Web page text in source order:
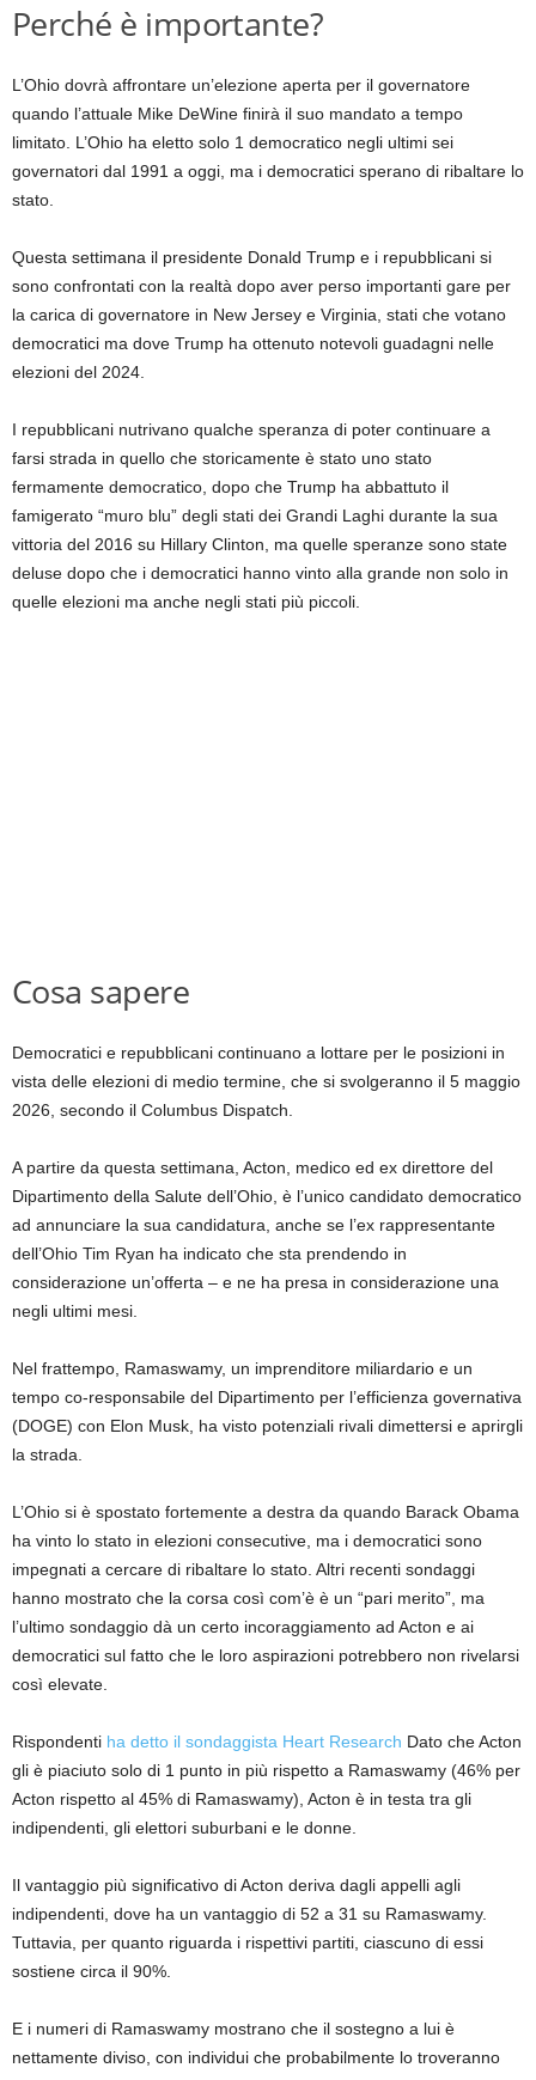
Perché è importante?
L’Ohio dovrà affrontare un’elezione aperta per il governatore
quando l’attuale Mike DeWine finirà il suo mandato a tempo
limitato. L’Ohio ha eletto solo 1 democratico negli ultimi sei
governatori dal 1991 a oggi, ma i democratici sperano di ribaltare lo
stato.
Questa settimana il presidente Donald Trump e i repubblicani si
sono confrontati con la realtà dopo aver perso importanti gare per
la carica di governatore in New Jersey e Virginia, stati che votano
democratici ma dove Trump ha ottenuto notevoli guadagni nelle
elezioni del 2024.
I repubblicani nutrivano qualche speranza di poter continuare a
farsi strada in quello che storicamente è stato uno stato
fermamente democratico, dopo che Trump ha abbattuto il
famigerato “muro blu” degli stati dei Grandi Laghi durante la sua
vittoria del 2016 su Hillary Clinton, ma quelle speranze sono state
deluse dopo che i democratici hanno vinto alla grande non solo in
quelle elezioni ma anche negli stati più piccoli.
Cosa sapere
Democratici e repubblicani continuano a lottare per le posizioni in
vista delle elezioni di medio termine, che si svolgeranno il 5 maggio
2026, secondo il Columbus Dispatch.
A partire da questa settimana, Acton, medico ed ex direttore del
Dipartimento della Salute dell’Ohio, è l’unico candidato democratico
ad annunciare la sua candidatura, anche se l’ex rappresentante
dell’Ohio Tim Ryan ha indicato che sta prendendo in
considerazione un’offerta – e ne ha presa in considerazione una
negli ultimi mesi.
Nel frattempo, Ramaswamy, un imprenditore miliardario e un
tempo co-responsabile del Dipartimento per l’efficienza governativa
(DOGE) con Elon Musk, ha visto potenziali rivali dimettersi e aprirgli
la strada.
L’Ohio si è spostato fortemente a destra da quando Barack Obama
ha vinto lo stato in elezioni consecutive, ma i democratici sono
impegnati a cercare di ribaltare lo stato. Altri recenti sondaggi
hanno mostrato che la corsa così com’è è un “pari merito”, ma
l’ultimo sondaggio dà un certo incoraggiamento ad Acton e ai
democratici sul fatto che le loro aspirazioni potrebbero non rivelarsi
così elevate.
Rispondenti ha detto il sondaggista Heart Research Dato che Acton
gli è piaciuto solo di 1 punto in più rispetto a Ramaswamy (46% per
Acton rispetto al 45% di Ramaswamy), Acton è in testa tra gli
indipendenti, gli elettori suburbani e le donne.
Il vantaggio più significativo di Acton deriva dagli appelli agli
indipendenti, dove ha un vantaggio di 52 a 31 su Ramaswamy.
Tuttavia, per quanto riguarda i rispettivi partiti, ciascuno di essi
sostiene circa il 90%.
E i numeri di Ramaswamy mostrano che il sostegno a lui è
nettamente diviso, con individui che probabilmente lo troveranno